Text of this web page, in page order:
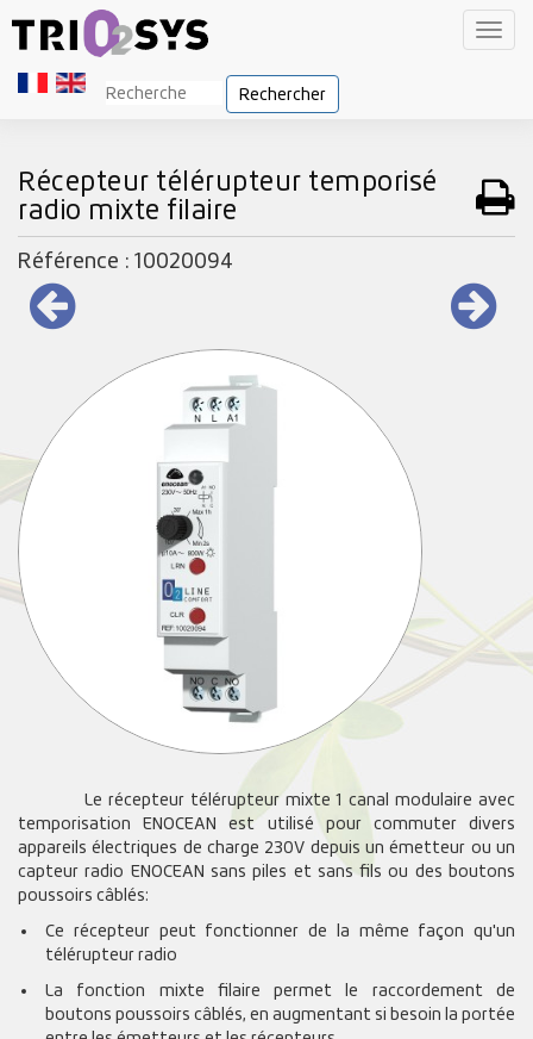
Rechercher
Récepteur télérupteur temporisé
radio mixte filaire
Référence : 10020094
Le récepteur télérupteur mixte 1 canal modulaire avec
temporisation ENOCEAN est utilisé pour commuter divers
appareils électriques de charge 230V depuis un émetteur ou un
capteur radio ENOCEAN sans piles et sans fils ou des boutons
poussoirs câblés:
Ce récepteur peut fonctionner de la même façon qu'un
télérupteur radio
La fonction mixte filaire permet le raccordement de
boutons poussoirs câblés, en augmentant si besoin la portée